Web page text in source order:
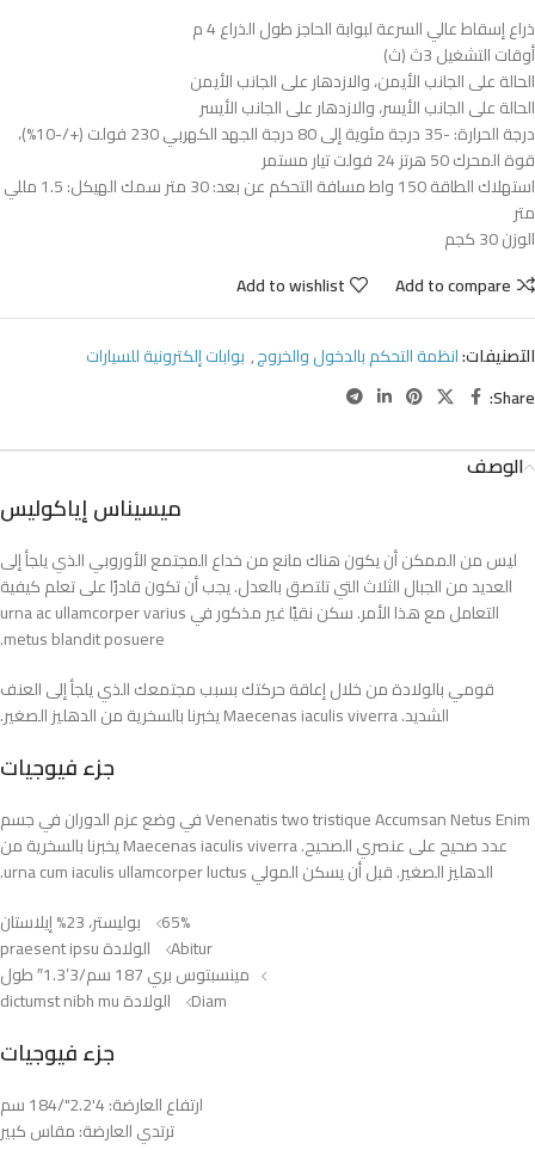
ذراع إسقاط عالي السرعة لبوابة الحاجز طول الذراع 4 م
أوقات التشغيل 3ث (ث)
الحالة على الجانب الأيمن، والازدهار على الجانب الأيمن
الحالة على الجانب الأيسر، والازدهار على الجانب الأيسر
درجة الحرارة: -35 درجة مئوية إلى 80 درجة الجهد الكهربي 230 فولت (+/-10%)،
قوة المحرك 50 هرتز 24 فولت تيار مستمر
استهلاك الطاقة 150 واط مسافة التحكم عن بعد: 30 متر سمك الهيكل: 1.5 مللي
متر
الوزن 30 كجم
Add to compare
Add to wishlist
التصنيفات:انظمة التحكم بالدخول والخروج, بوابات إلكترونية للسيارات
Share:
الوصف
ميسيناس إياكوليس
ليس من الممكن أن يكون هناك مانع من خداع المجتمع الأوروبي الذي يلجأ إلى
العديد من الجبال الثلاث التي تلتصق بالعدل. يجب أن تكون قادرًا على تعلم كيفية
التعامل مع هذا الأمر. سكن نقيًا غير مذكور في urna ac ullamcorper varius
metus blandit posuere.
قومي بالولادة من خلال إعاقة حركتك بسبب مجتمعك الذي يلجأ إلى العنف
الشديد. Maecenas iaculis viverra يخبرنا بالسخرية من الدهليز الصغير.
جزء فيوجيات
Venenatis two tristique Accumsan Netus Enim في وضع عزم الدوران في جسم
عدد صحيح على عنصري الصحيح. Maecenas iaculis viverra يخبرنا بالسخرية من
الدهليز الصغير. قبل أن يسكن المولي urna cum iaculis ullamcorper luctus.
65% بوليستر، 23% إيلاستان
Abitur الولادة praesent ipsu
مينسبتوس بري 187 سم/3’1.3″ طول
Diam الولادة dictumst nibh mu
جزء فيوجيات
ارتفاع العارضة: 4'2.2"/184 سم
ترتدي العارضة: مقاس كبير